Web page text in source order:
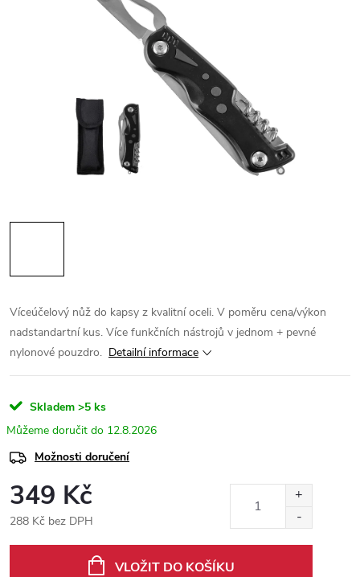
Víceúčelový nůž do kapsy z kvalitní oceli. V poměru cena/výkon
nadstandartní kus. Více funkčních nástrojů v jednom + pevné
nylonové pouzdro. Detailní informace
Skladem >5 ks
12.8.2026
Možnosti doručení
349 Kč
288 Kč bez DPH
VLOŽIT DO KOŠÍKU